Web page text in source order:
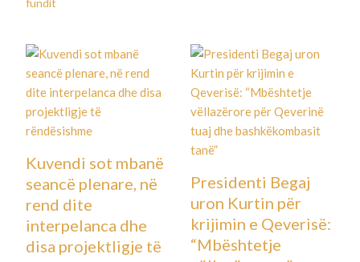
Kuvendi sot mbanë
seancë plenare, në
rend dite
interpelanca dhe
disa projektligje të
Presidenti Begaj
uron Kurtin për
krijimin e Qeverisë:
“Mbështetje